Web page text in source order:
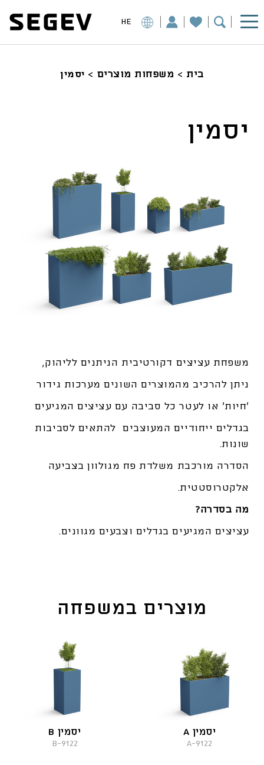
HE
בית > משפחות מוצרים > יסמין
משפחת עציצים דקורטיבית הניתנים לליהוק,
ניתן להרכיב מהמוצרים השונים מערכות גידור
‘חיות’ או לעטר כל סביבה עם עציצים המגיעים
בגדלים ייחודיים המעוצבים להתאים לסביבות
שונות.
הסדרה מורכבת משלדת פח מגולוון בצביעה
אלקטרוסטטית.
מה בסדרה?
עציצים המגיעים בגדלים וצבעים מגוונים.
יסמין
מוצרים במשפחה
יסמין A
9122-A
יסמין B
9122-B